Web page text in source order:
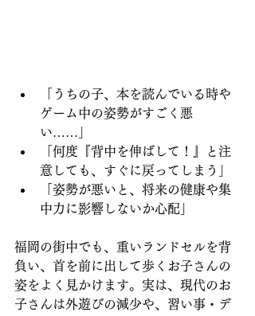
「うちの子、本を読んでいる時や
ゲーム中の姿勢がすごく悪
い……」
「何度『背中を伸ばして！』と注
意しても、すぐに戻ってしまう」
「姿勢が悪いと、将来の健康や集
中力に影響しないか心配」
福岡の街中でも、重いランドセルを背
負い、首を前に出して歩くお子さんの
姿をよく見かけます。実は、現代のお
子さんは外遊びの減少や、習い事・デ